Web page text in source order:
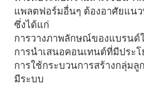
แพลตฟอร์มอื่นๆ ต้องอาศัยแนว
ซึ่งได้แก่
การวางภาพลักษณ์ของแบรนด์
การนำเสนอคอนเทนต์ที่มีประ
การใช้กระบวนการสร้างกลุ่มลู
มีระบบ